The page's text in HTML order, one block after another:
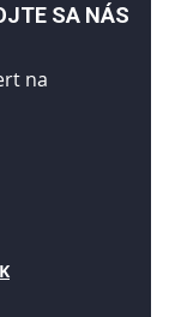
SA NÁS
na